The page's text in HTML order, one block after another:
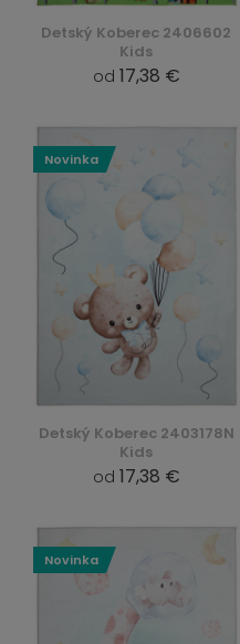
Detský Koberec 2406602
Kids
od 17,38 €
Detský Koberec 2403178N
Kids
od 17,38 €
Novinka
Novinka